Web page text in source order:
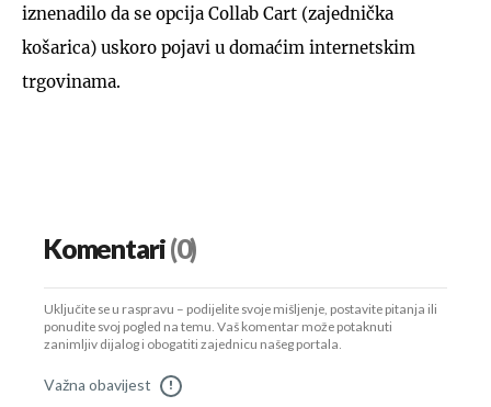
iznenadilo da se opcija Collab Cart (zajednička
košarica) uskoro pojavi u domaćim internetskim
trgovinama.
Komentari(0)
Uključite se u raspravu – podijelite svoje mišljenje, postavite pitanja ili
ponudite svoj pogled na temu. Vaš komentar može potaknuti
zanimljiv dijalog i obogatiti zajednicu našeg portala.
Važna obavijest !